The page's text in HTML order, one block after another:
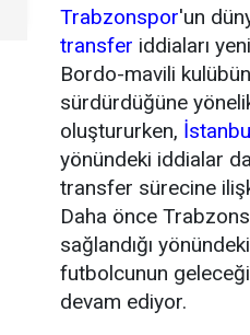
Trabzonspor'un
transfer iddiaları
Bordo-mavili
sürdürdüğüne
oluştururken,
yönündeki iddialar
transfer sürecine
Daha önce
sağlandığı
futbolcunun
devam ediyor.